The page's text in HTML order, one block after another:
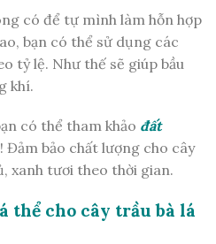
có để tự mình làm hỗn hợp
bạn có thể sử dụng các
tỷ lệ. Như thế sẽ giúp bầu
khí.
có thể tham khảo đất
Đảm bảo chất lượng cho cây
xanh tươi theo thời gian.
thể cho cây trầu bà lá